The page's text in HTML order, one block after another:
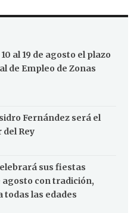
al 19 de agosto el plazo
de Empleo de Zonas
Fernández será el
del Rey
sus fiestas
agosto con tradición,
todas las edades